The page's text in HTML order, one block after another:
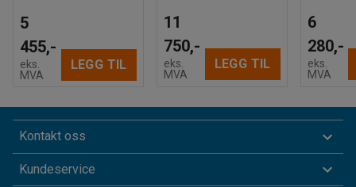
5
455,-
eks.
MVA
LEGG TIL
11
750,-
eks.
MVA
LEGG TIL
6
280,-
eks.
MVA
Kontakt oss
Kundeservice